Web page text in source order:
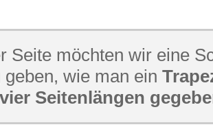
Seite möchten wir eine
geben, wie man ein
vier Seitenlängen